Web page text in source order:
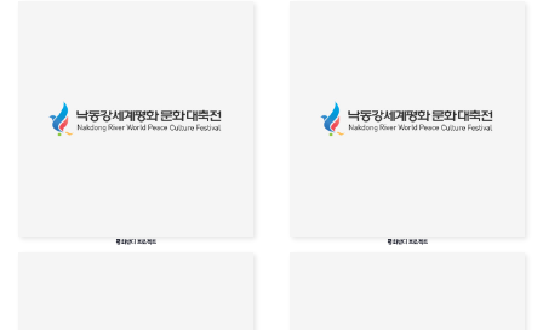
평화반디 프로젝트 평화반디 프로젝트